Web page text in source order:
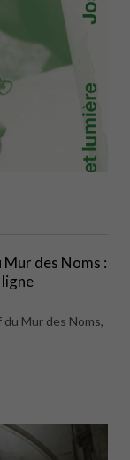
des Noms :
Mur des Noms,